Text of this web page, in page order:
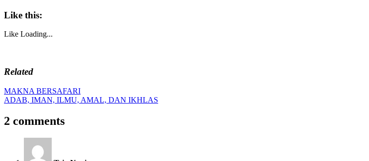
Like this:
Like Loading...
Related
Post
navigation
Previous
Post:
MAKNA BERSAFARI
Next
ADAB, IMAN, ILMU, AMAL, DAN IKHLAS
2 comments